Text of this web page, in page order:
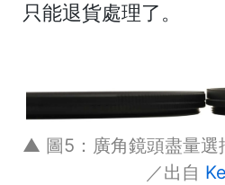
只能退貨處理了。
▲ 圖5：廣角鏡頭盡量選
／出自